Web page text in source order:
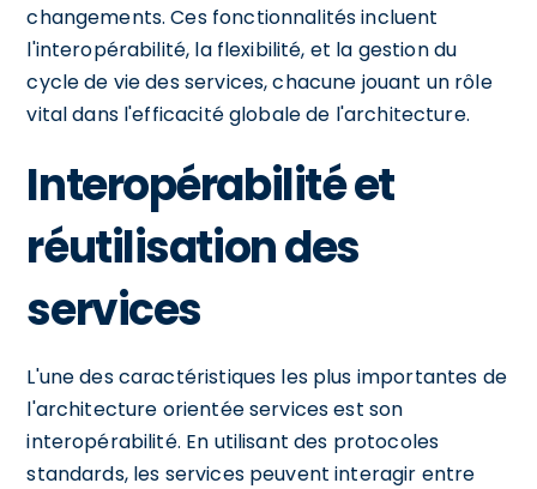
changements. Ces fonctionnalités incluent
l'interopérabilité, la flexibilité, et la gestion du
cycle de vie des services, chacune jouant un rôle
vital dans l'efficacité globale de l'architecture.
Interopérabilité et
réutilisation des
services
L'une des caractéristiques les plus importantes de
l'architecture orientée services est son
interopérabilité. En utilisant des protocoles
standards, les services peuvent interagir entre